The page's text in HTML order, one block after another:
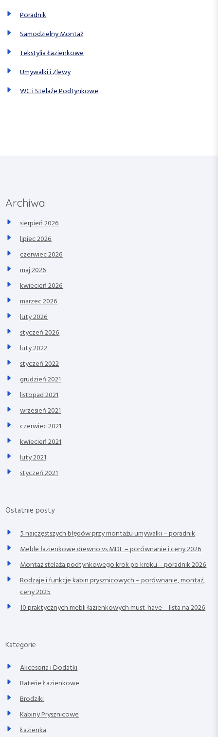
Poradnik
Samodzielny Montaż
Tekstylia Łazienkowe
Umywalki i Zlewy
WC i Stelaże Podtynkowe
Archiwa
sierpień 2026
lipiec 2026
czerwiec 2026
maj 2026
kwiecień 2026
marzec 2026
luty 2026
styczeń 2026
luty 2022
styczeń 2022
grudzień 2021
listopad 2021
wrzesień 2021
czerwiec 2021
kwiecień 2021
luty 2021
styczeń 2021
Ostatnie posty
5 najczęstszych błędów przy montażu umywalki – poradnik
Meble łazienkowe drewno vs MDF – porównanie i ceny 2026
Montaż stelaża podtynkowego krok po kroku – poradnik 2026
Rodzaje i funkcje kabin prysznicowych – porównanie, montaż,
ceny 2025
10 praktycznych mebli łazienkowych must-have – lista na 2026
Kategorie
Akcesoria i Dodatki
Baterie Łazienkowe
Brodziki
Kabiny Prysznicowe
Łazienka